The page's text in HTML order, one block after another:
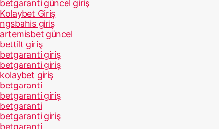
betgaranti güncel giriş
Kolaybet Giriş
ngsbahis giriş
artemisbet güncel
bettilt giriş
betgaranti giriş
betgaranti giriş
kolaybet giriş
betgaranti
betgaranti giriş
betgaranti
betgaranti giriş
betgaranti